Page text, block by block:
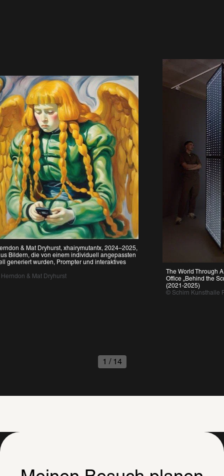
1 / 14
& Mat Dryhurst, xhairymutantx, 2024–2025,
die von einem individuell angepassten
wurden, Prompter und interaktives
& Mat Dryhurst
The World Through AI,
Office „Behind the
(2021-2025)
© Schirn Kunsthalle